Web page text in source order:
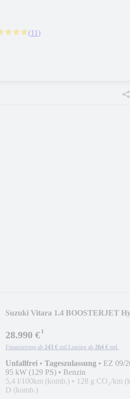
(11)
Suzuki Vitara 1.4 BOOSTERJET
28.990 €¹
Finanzierung ab 243 € mtl. Leasing ab 264 € mtl.
Unfallfrei • Tageszulassung • EZ 09/
95 kW (129 PS) • Benzin
5,4 l/100km (komb.) • 128 g CO₂/km
D (komb.)